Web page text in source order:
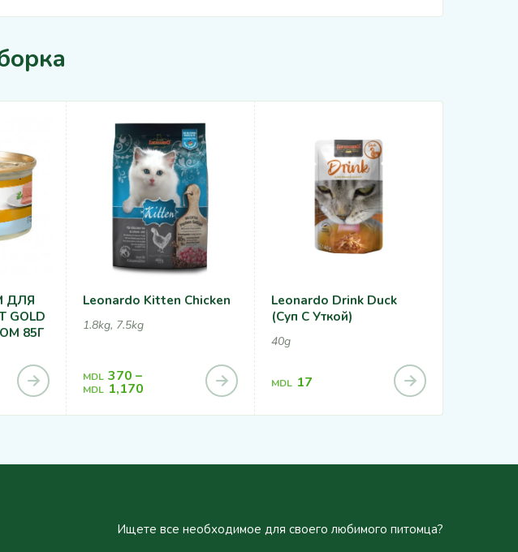
ДЛЯ
GOLD
85Г
Leonardo Kitten Chicken
1.8kg, 7.5kg
MDL 370 –
MDL 1,170
Leonardo Drink Duck
(суп С Уткой)
40g
MDL 17
Ищете все необходимое для своего любимого питомца?